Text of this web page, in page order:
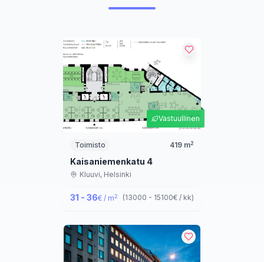
Vastuullinen
Toimisto 419 m2
Kaisaniemenkatu 4
Kluuvi, Helsinki
31 - 36€ / m2 (13000 - 15100€ / kk)